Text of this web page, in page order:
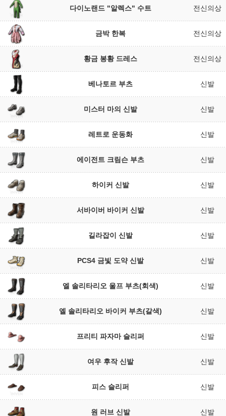
다이노랜드 "알렉스" 수트 전신의상
금박 한복 전신의상
황금 봉황 드레스 전신의상
베나토르 부츠 신발
미스터 마의 신발 신발
레트로 운동화 신발
에이전트 크림슨 부츠 신발
하이커 신발 신발
서바이버 바이커 신발 신발
길라잡이 신발 신발
PCS4 금빛 도약 신발 신발
엘 솔리타리오 울프 부츠(회색) 신발
엘 솔리타리오 바이커 부츠(갈색) 신발
프리티 파자마 슬리퍼 신발
여우 후작 신발 신발
피스 슬리퍼 신발
원 러브 신발 신발